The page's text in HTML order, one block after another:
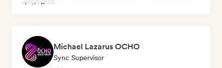
Latin Pop
Michael Lazarus OCHO
Sync Supervisor